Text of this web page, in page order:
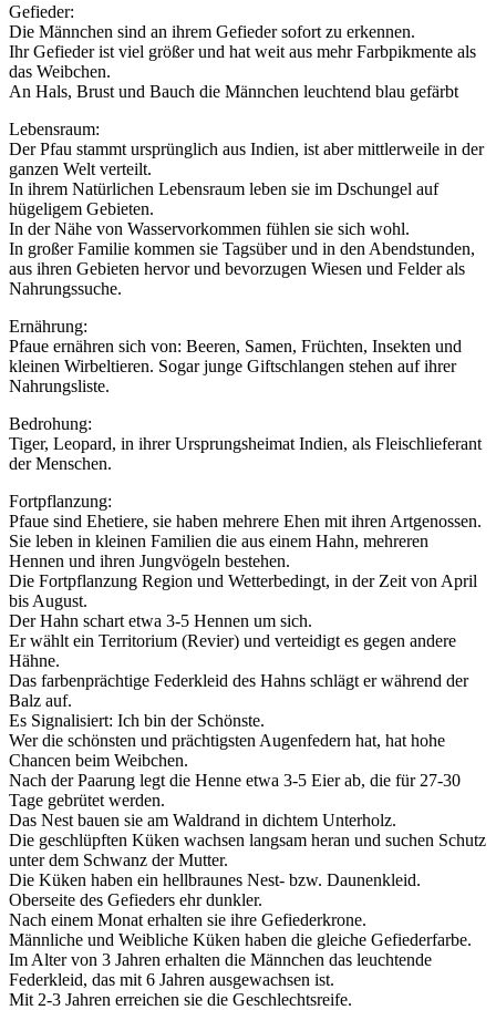
Gefieder:
Die Männchen sind an ihrem Gefieder sofort zu erkennen.
Ihr Gefieder ist viel größer und hat weit aus mehr Farbpikmente als
das Weibchen.
An Hals, Brust und Bauch die Männchen leuchtend blau gefärbt
Lebensraum:
Der Pfau stammt ursprünglich aus Indien, ist aber mittlerweile in der
ganzen Welt verteilt.
In ihrem Natürlichen Lebensraum leben sie im Dschungel auf
hügeligem Gebieten.
In der Nähe von Wasservorkommen fühlen sie sich wohl.
In großer Familie kommen sie Tagsüber und in den Abendstunden,
aus ihren Gebieten hervor und bevorzugen Wiesen und Felder als
Nahrungssuche.
Ernährung:
Pfaue ernähren sich von: Beeren, Samen, Früchten, Insekten und
kleinen Wirbeltieren. Sogar junge Giftschlangen stehen auf ihrer
Nahrungsliste.
Bedrohung:
Tiger, Leopard, in ihrer Ursprungsheimat Indien, als Fleischlieferant
der Menschen.
Fortpflanzung:
Pfaue sind Ehetiere, sie haben mehrere Ehen mit ihren Artgenossen.
Sie leben in kleinen Familien die aus einem Hahn, mehreren
Hennen und ihren Jungvögeln bestehen.
Die Fortpflanzung Region und Wetterbedingt, in der Zeit von April
bis August.
Der Hahn schart etwa 3-5 Hennen um sich.
Er wählt ein Territorium (Revier) und verteidigt es gegen andere
Hähne.
Das farbenprächtige Federkleid des Hahns schlägt er während der
Balz auf.
Es Signalisiert: Ich bin der Schönste.
Wer die schönsten und prächtigsten Augenfedern hat, hat hohe
Chancen beim Weibchen.
Nach der Paarung legt die Henne etwa 3-5 Eier ab, die für 27-30
Tage gebrütet werden.
Das Nest bauen sie am Waldrand in dichtem Unterholz.
Die geschlüpften Küken wachsen langsam heran und suchen Schutz
unter dem Schwanz der Mutter.
Die Küken haben ein hellbraunes Nest- bzw. Daunenkleid.
Oberseite des Gefieders ehr dunkler.
Nach einem Monat erhalten sie ihre Gefiederkrone.
Männliche und Weibliche Küken haben die gleiche Gefiederfarbe.
Im Alter von 3 Jahren erhalten die Männchen das leuchtende
Federkleid, das mit 6 Jahren ausgewachsen ist.
Mit 2-3 Jahren erreichen sie die Geschlechtsreife.